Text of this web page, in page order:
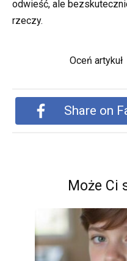
odwieść, ale
rzeczy.
Oceń artykuł
Share on
Może Ci